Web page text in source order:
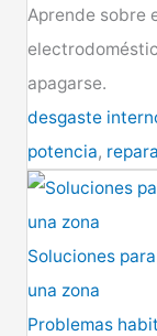
Aprende sobre
apagarse.
desgaste
potencia,
Soluciones
una zona
Problemas